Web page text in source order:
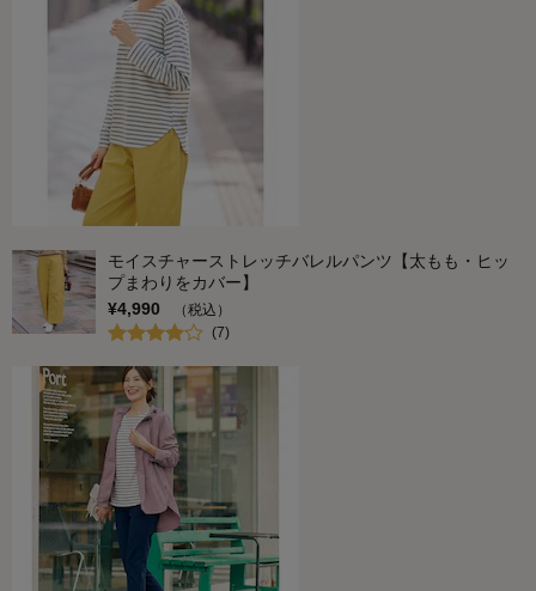
モイスチャーストレッチバレルパンツ【太もも・ヒッ
プまわりをカバー】
¥4,990
（税込）
(7)